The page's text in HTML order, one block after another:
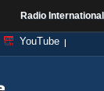
Radio International
YouTube